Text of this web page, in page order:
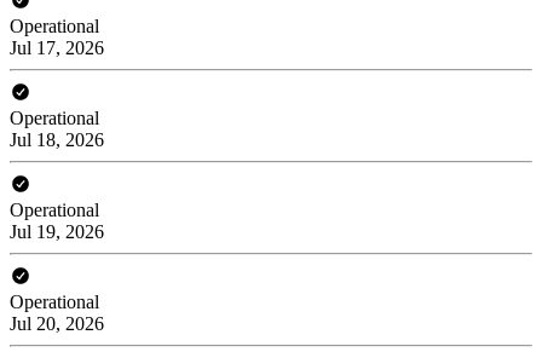
Operational
Jul 17, 2026
Operational
Jul 18, 2026
Operational
Jul 19, 2026
Operational
Jul 20, 2026